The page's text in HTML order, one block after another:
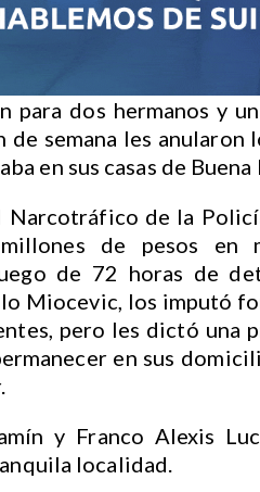
para dos hermanos y
semana les anularon
en sus casas de Buena
Narcotráfico de la
de pesos en
de 72 horas de
Miocevic, los imputó
pero les dictó una
en sus
y Franco Alexis
localidad.